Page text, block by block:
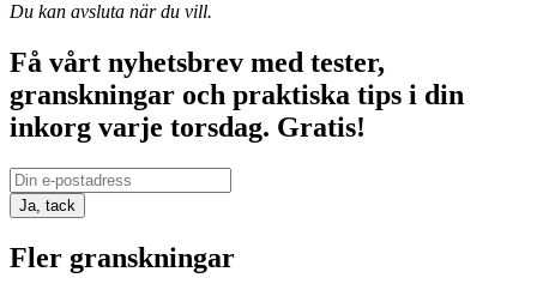
Du kan avsluta när du vill.
Få vårt nyhetsbrev med tester,
granskningar och praktiska tips i din
inkorg varje torsdag. Gratis!
Ja, tack
Fler granskningar